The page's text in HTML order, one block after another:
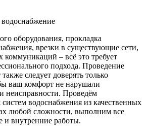
оборудования, прокладка
врезки в существующие сети,
коммуникаций – всё это требует
подхода. Проведение
следует доверять только
ваш комфорт не нарушали
неисправности. Проведём
водоснабжения из качественных
любой сложности, выполним все
внутренние работы.